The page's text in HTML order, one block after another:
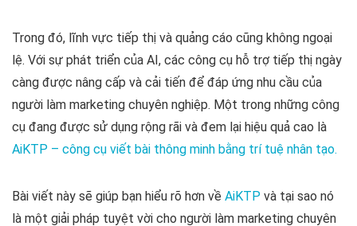
Trong đó, lĩnh vực tiếp thị và quảng cáo cũng không ngoại
lệ. Với sự phát triển của AI, các công cụ hỗ trợ tiếp thị ngày
càng được nâng cấp và cải tiến để đáp ứng nhu cầu của
người làm marketing chuyên nghiệp. Một trong những công
cụ đang được sử dụng rộng rãi và đem lại hiệu quả cao là
AiKTP – công cụ viết bài thông minh bằng trí tuệ nhân tạo.
Bài viết này sẽ giúp bạn hiểu rõ hơn về AiKTP và tại sao nó
là một giải pháp tuyệt vời cho người làm marketing chuyên